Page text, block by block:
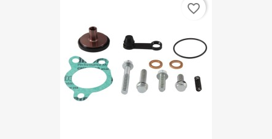
favorite_border